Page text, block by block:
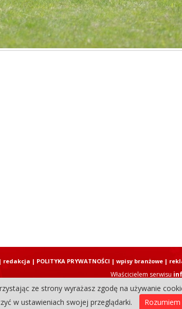
Właścicielem serwisu
Copyright © 2004-2026 Elbląski
redakcja | POLITYKA PRYWATNOŚCI | wpisy branżowe|
ze strony wyrażasz zgodę na używanie
w ustawieniach swojej przeglądarki.
Rozumiem